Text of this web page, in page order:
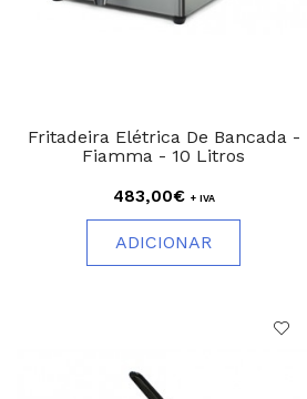
Fritadeira Elétrica De Bancada -
Fiamma - 10 Litros
483,00€ + IVA
ADICIONAR